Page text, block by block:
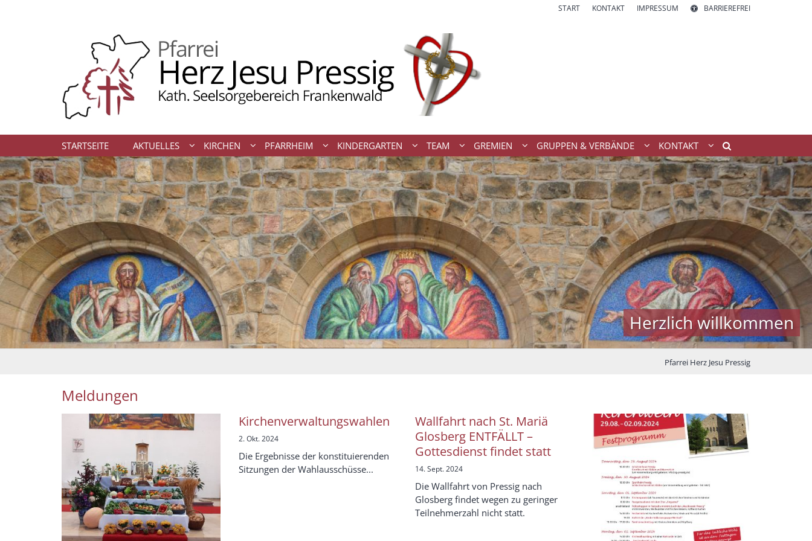
START KONTAKT IMPRESSUM BARRIEREFREI
STARTSEITE AKTUELLES KIRCHEN PFARRHEIM KINDERGARTEN TEAM GREMIEN GRUPPEN & VERBÄNDE KONTAKT
Herzlich willkommen
Pfarrei Herz Jesu Pressig
Meldungen
Kirchenverwaltungswahlen
2. Okt. 2024
Die Ergebnisse der konstituierenden
Sitzungen der Wahlausschüsse...
Wallfahrt nach St. Mariä
Glosberg ENTFÄLLT –
Gottesdienst findet statt
14. Sept. 2024
Die Wallfahrt von Pressig nach
Glosberg findet wegen zu geringer
Teilnehmerzahl nicht statt.